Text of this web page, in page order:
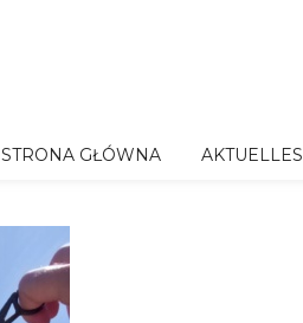
STRONA GŁÓWNA AKTUELLES